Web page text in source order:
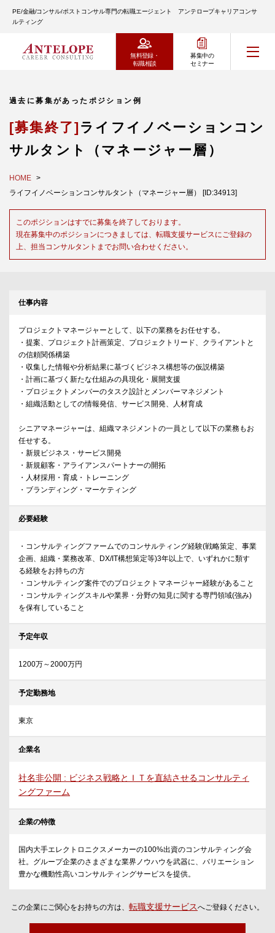
PE/金融/コンサル/ポストコンサル専門の転職エージェント アンテロープキャリアコンサ
ルティング
無料登録・
転職相談
募集中の
セミナー
過去に募集があったポジション例
[募集終了] ライフイノベーションコン
サルタント（マネージャー層）
HOME
ライフイノベーションコンサルタント（マネージャー層） [ID:34913]
このポジションはすでに募集を終了しております。
現在募集中のポジションにつきましては、転職支援サービスにご登録の
上、担当コンサルタントまでお問い合わせください。
仕事内容
プロジェクトマネージャーとして、以下の業務をお任せする。
・提案、プロジェクト計画策定、プロジェクトリード、クライアントと
の信頼関係構築
・収集した情報や分析結果に基づくビジネス構想等の仮説構築
・計画に基づく新たな仕組みの具現化・展開支援
・プロジェクトメンバーのタスク設計とメンバーマネジメント
・組織活動としての情報発信、サービス開発、人材育成
シニアマネージャーは、組織マネジメントの一員として以下の業務もお
任せする。
・新規ビジネス・サービス開発
・新規顧客・アライアンスパートナーの開拓
・人材採用・育成・トレーニング
・ブランディング・マーケティング
必要経験
・コンサルティングファームでのコンサルティング経験(戦略策定、事業
企画、組織・業務改革、DX/IT構想策定等)3年以上で、いずれかに類す
る経験をお持ちの方
・コンサルティング案件でのプロジェクトマネージャー経験があること
・コンサルティングスキルや業界・分野の知見に関する専門領域(強み)
を保有していること
予定年収
1200万～2000万円
予定勤務地
東京
企業名
社名非公開 : ビジネス戦略とＩＴを直結させるコンサルティ
ングファーム
企業の特徴
国内大手エレクトロニクスメーカーの100%出資のコンサルティング会
社。グループ企業のさまざまな業界ノウハウを武器に、バリエーション
豊かな機動性高いコンサルティングサービスを提供。
この企業にご関心をお持ちの方は、 転職支援サービスへご登録ください。